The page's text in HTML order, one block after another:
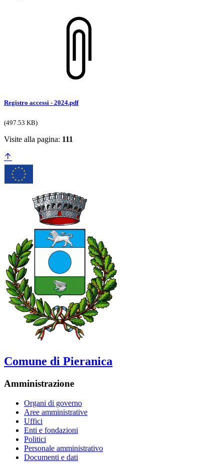
Registro accessi - 2024.pdf
(497.53 KB)
Visite alla pagina: 111
Comune di Pieranica
Amministrazione
Organi di governo
Aree amministrative
Uffici
Enti e fondazioni
Politici
Personale amministrativo
Documenti e dati